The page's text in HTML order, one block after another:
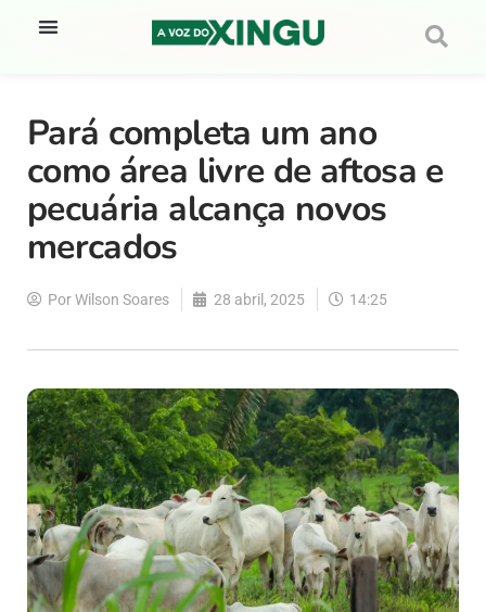
Pará completa um ano
como área livre de aftosa e
pecuária alcança novos
mercados
PorWilson Soares 28 abril, 2025 14:25